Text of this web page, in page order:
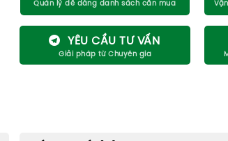
YÊU CẦU TƯ VẤN